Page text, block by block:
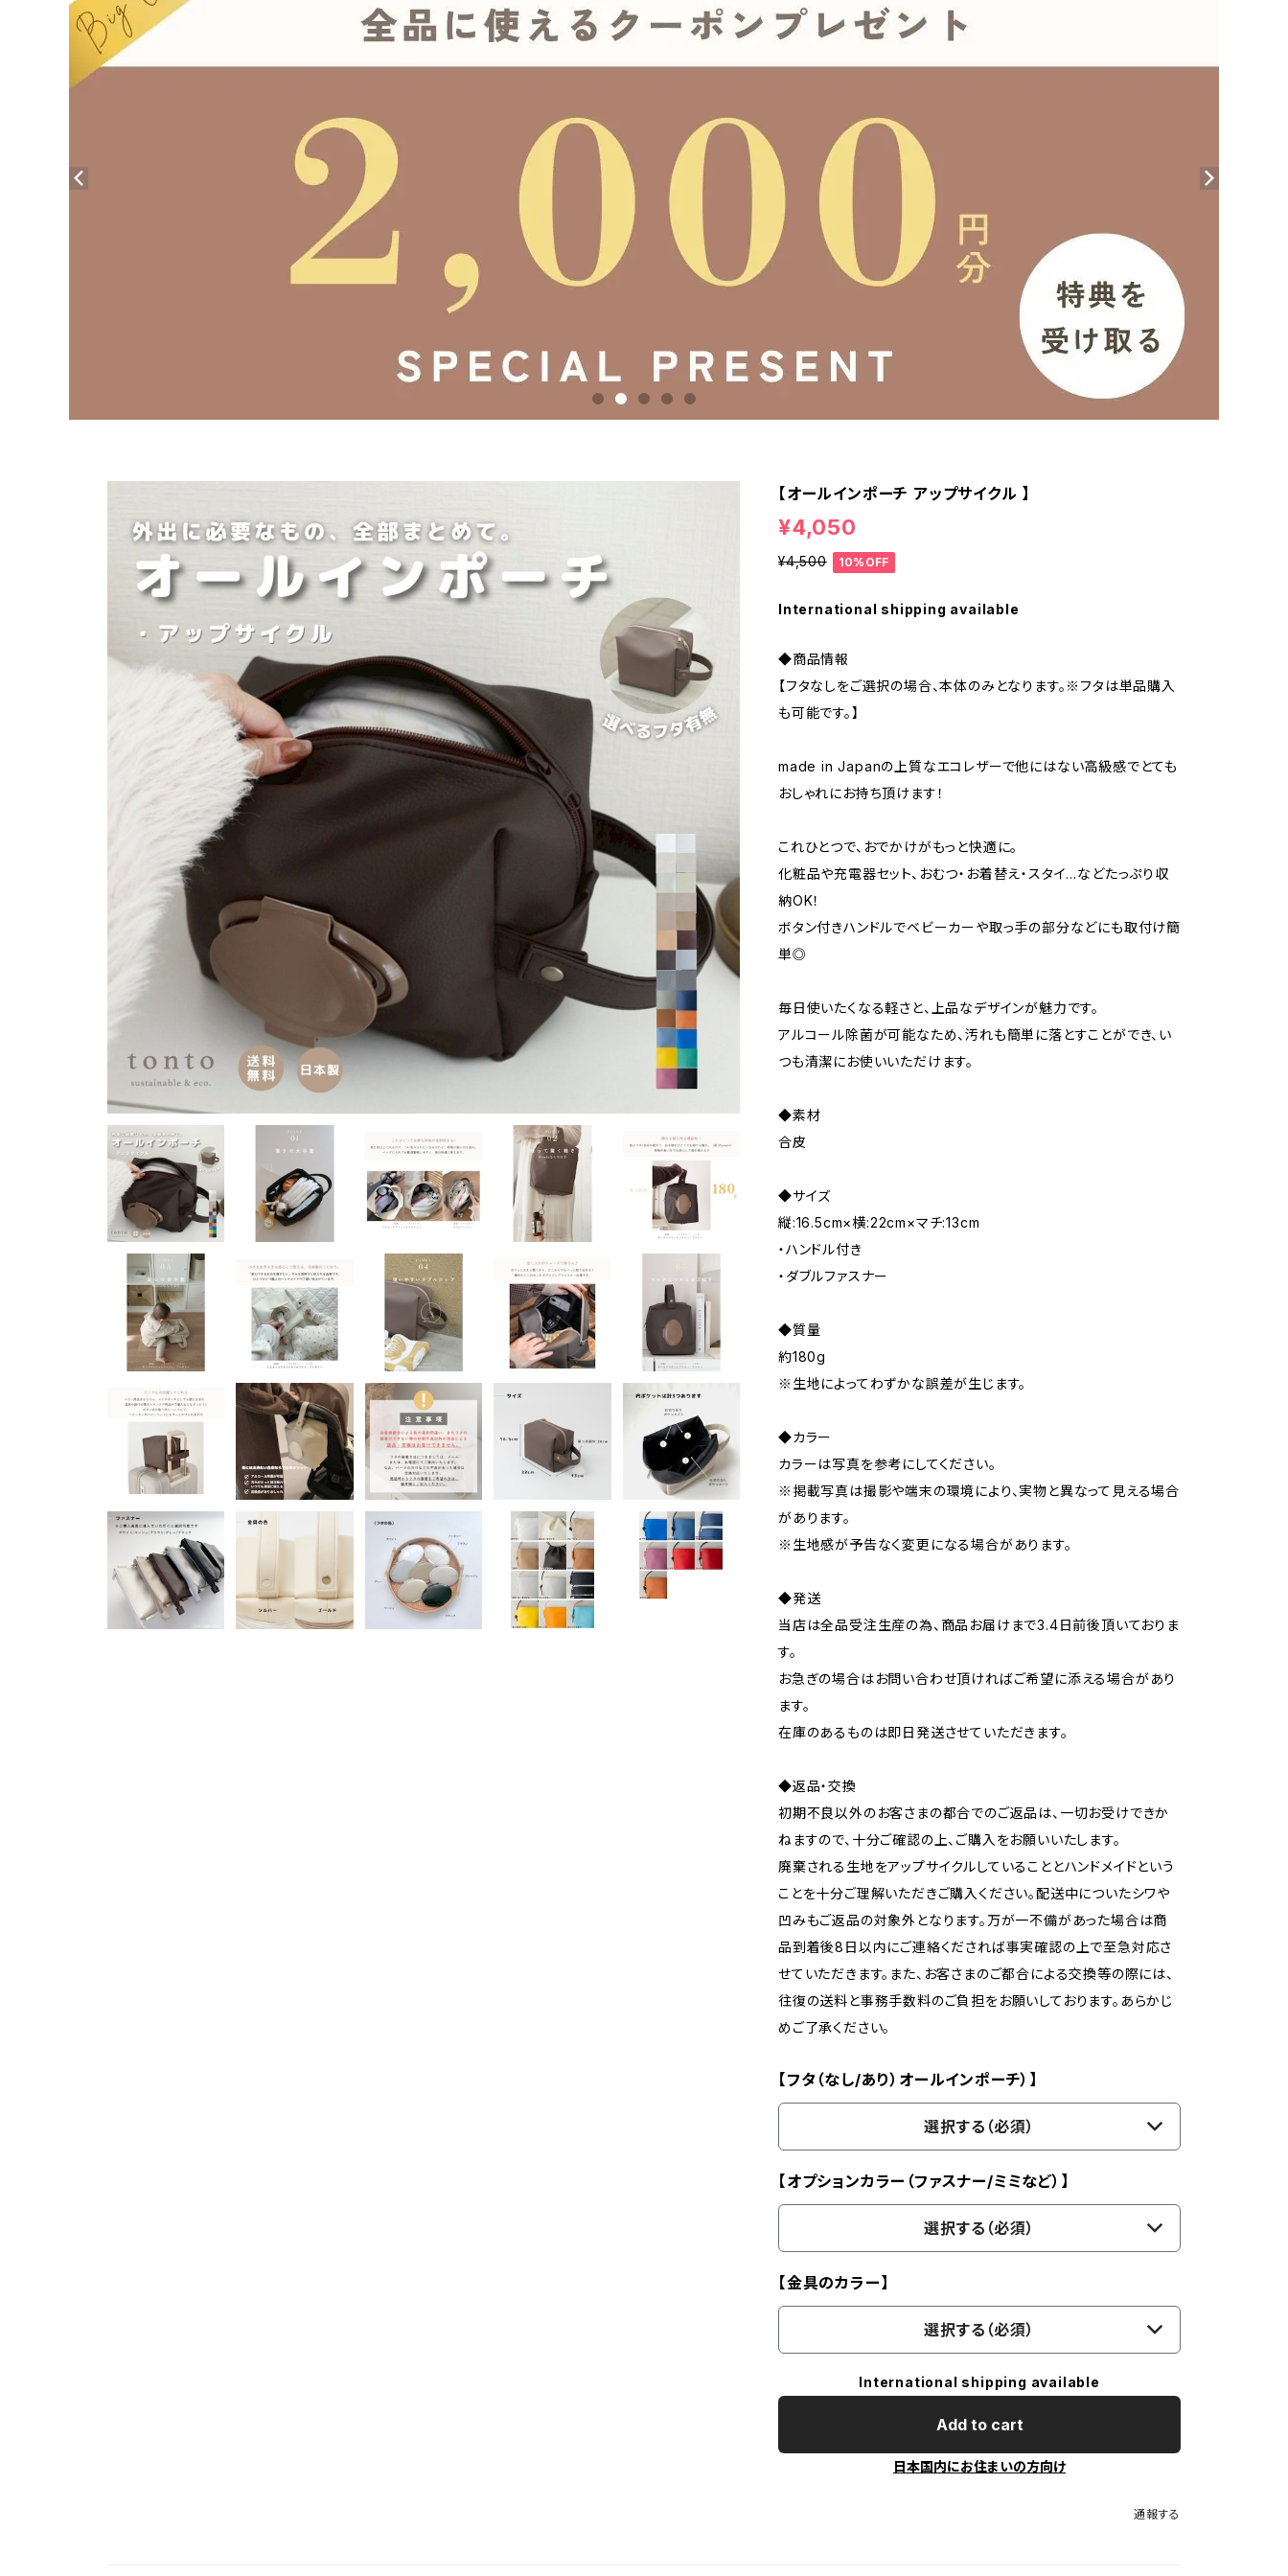
【オールインポーチ アップサイクル 】
¥4,050
¥4,500 10%OFF
International shipping available
◆商品情報
【フタなしをご選択の場合、本体のみとなります。※フタは単品購入
も可能です。】
made in Japanの上質なエコレザーで他にはない高級感でとても
おしゃれにお持ち頂けます！
これひとつで、おでかけがもっと快適に。
化粧品や充電器セット、おむつ・お着替え・スタイ…などたっぷり収
納OK！
ボタン付きハンドルでベビーカーや取っ手の部分などにも取付け簡
単◎
毎日使いたくなる軽さと、上品なデザインが魅力です。
アルコール除菌が可能なため、汚れも簡単に落とすことができ、い
つも清潔にお使いいただけます。
◆素材
合皮
◆サイズ
縦:16.5cm×横:22cm×マチ:13cm
・ハンドル付き
・ダブルファスナー
◆質量
約180g
※生地によってわずかな誤差が生じます。
◆カラー
カラーは写真を参考にしてください。
※掲載写真は撮影や端末の環境により、実物と異なって見える場合
があります。
※生地感が予告なく変更になる場合があります。
◆発送
当店は全品受注生産の為、商品お届けまで3.4日前後頂いておりま
す。
お急ぎの場合はお問い合わせ頂ければご希望に添える場合があり
ます。
在庫のあるものは即日発送させていただきます。
◆返品・交換
初期不良以外のお客さまの都合でのご返品は、一切お受けできか
ねますので、十分ご確認の上、ご購入をお願いいたします。
廃棄される生地をアップサイクルしていることとハンドメイドという
ことを十分ご理解いただきご購入ください。配送中についたシワや
凹みもご返品の対象外となります。万が一不備があった場合は商
品到着後8日以内にご連絡くだされば事実確認の上で至急対応さ
せていただきます。また、お客さまのご都合による交換等の際には、
往復の送料と事務手数料のご負担をお願いしております。あらかじ
めご了承ください。
【フタ（なし/あり）オールインポーチ）】
選択する（必須）
【オプションカラー（ファスナー/ミミなど）】
選択する（必須）
【金具のカラー】
選択する（必須）
International shipping available
Add to cart
日本国内にお住まいの方向け
通報する